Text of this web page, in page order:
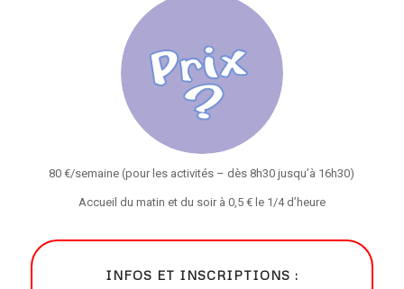
80 €/semaine (pour les activités – dès 8h30 jusqu’à 16h30)
Accueil du matin et du soir à 0,5 € le 1/4 d’heure
INFOS ET INSCRIPTIONS :